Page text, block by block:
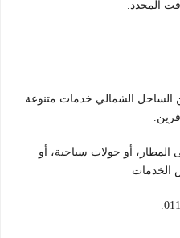
المحدد.
الشمالي خدمات متنوعة
أو جولات سياحية، أو
الخدمات